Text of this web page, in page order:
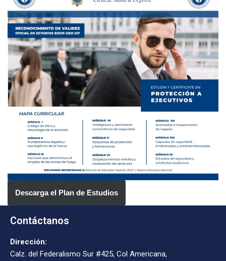
Descarga el Plan de Estudios
Contáctanos
Dirección:
Calz. del Federalismo Sur #425, Col Americana,